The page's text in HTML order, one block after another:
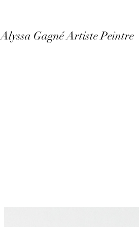
Alyssa Gagné Artiste Peintre